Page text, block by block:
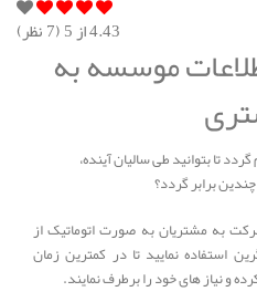
4.43از 5 ( 7نظر)
موسسه به
تا بتوانید طی سالیان آینده،
برابر گردد؟
به مشتریان به صورت اتوماتیک از
نمایید تا در کمترین زمان
و نیاز های خود را برطرف نمایند.